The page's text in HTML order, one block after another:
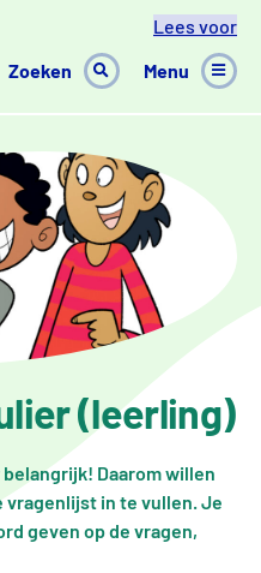
Lees voor
Zoeken
Menu
(leerling)
Daarom willen
vragenlijst in te vullen. Je
geven op de vragen,